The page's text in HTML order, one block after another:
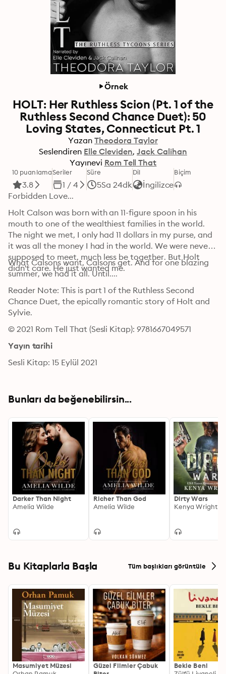
Örnek
HOLT: Her Ruthless Scion (Pt. 1 of the
Ruthless Second Chance Duet): 50
Loving States, Connecticut Pt. 1
Yazan Theodora Taylor
Seslendiren Elle Cleviden Jack Calihan
Yayınevi Rom Tell That
10 puanlama
3.8
Seriler
1 / 4
Süre
5Sa 24dk
Dil
İngilizce
Biçim
Forbidden Love...
Holt Calson was born with an 11-figure spoon in his
mouth to one of the wealthiest families in the world.
The night we met, I only had 11 dollars in my purse, and
it was all the money I had in the world. We were never
supposed to meet, much less be together. But Holt
didn't care. He just wanted me.
What Calsons want, Calsons get. And for one blazing
summer, we had it all. Until....
Reader Note: This is part 1 of the Ruthless Second
Chance Duet, the epically romantic story of Holt and
Sylvie.
© 2021 Rom Tell That (Sesli Kitap): 9781667049571
Yayın tarihi
Sesli Kitap: 15 Eylül 2021
Bunları da beğenebilirsin...
Darker Than Night
Amelia Wilde
Richer Than God
Amelia Wilde
Dirty Wars
Kenya Wright
Bu Kitaplarla Başla Tüm başlıkları görüntüle
Masumiyet Müzesi
Güzel Filmler Çabuk
Bekle Beni